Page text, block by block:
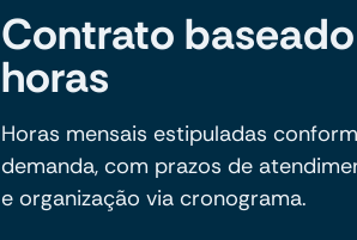
Contrato
horas
Horas mensais estipuladas
demanda, com prazos de
e organização via cronograma.